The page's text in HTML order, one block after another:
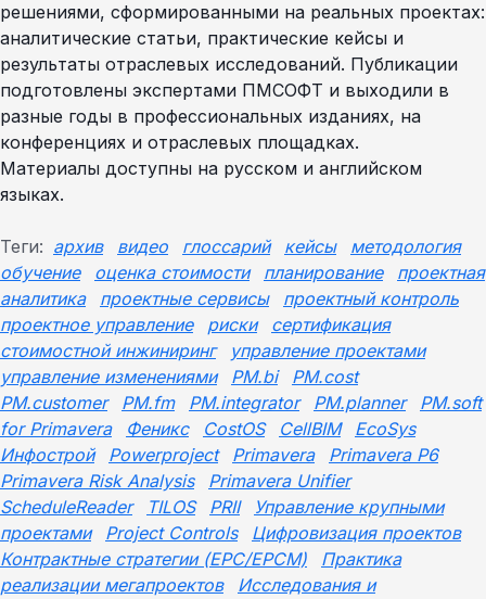
решениями, сформированными на реальных проектах:
аналитические статьи, практические кейсы и
результаты отраслевых исследований. Публикации
подготовлены экспертами ПМСОФТ и выходили в
разные годы в профессиональных изданиях, на
конференциях и отраслевых площадках.
Материалы доступны на русском и английском
языках.
Теги: архив видео глоссарий кейсы
методология
обучение
оценка стоимости планирование
проектная
аналитика
проектные сервисы
проектный контроль
проектное управление
риски
сертификация
стоимостной инжиниринг
управление проектами
управление изменениями
PM.bi
PM.cost
PM.customer
PM.fm PM.integrator PM.planner
PM.soft
for Primavera
Феникс CostOS CellBIM
EcoSys
Инфострой
Powerproject Primavera
Primavera P6
Primavera Risk Analysis
Primavera Unifier
ScheduleReader
TILOS PRII
Управление крупными
проектами
Project Controls
Цифровизация проектов
Контрактные стратегии (EPC/EPCM)
Практика
реализации мегапроектов
Исследования и